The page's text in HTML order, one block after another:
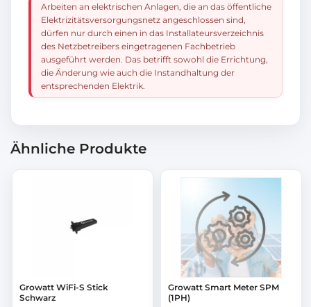
Arbeiten an elektrischen Anlagen, die an das öffentliche
Elektrizitätsversorgungsnetz angeschlossen sind,
dürfen nur durch einen in das Installateursverzeichnis
des Netzbetreibers eingetragenen Fachbetrieb
ausgeführt werden. Das betrifft sowohl die Errichtung,
die Änderung wie auch die Instandhaltung der
entsprechenden Elektrik.
Ähnliche Produkte
Growatt WiFi-S Stick
Schwarz
Growatt Smart Meter SPM
(1PH)